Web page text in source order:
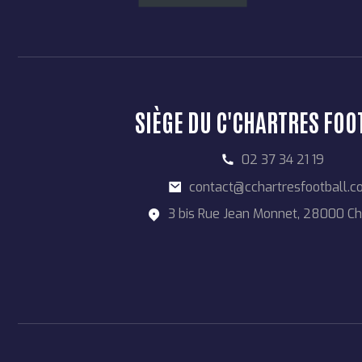
SIÈGE DU C'CHARTRES
02 37 34 21 19
3 bis Rue Jean Monnet, 28000